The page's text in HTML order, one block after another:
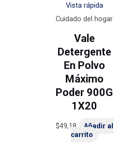
Vista rápida
Cuidado del hogar
Vale
Detergente
En Polvo
Máximo
Poder 900G
1X20
$49,18
Añadir al
carrito